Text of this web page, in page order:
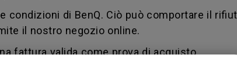
di BenQ. Ciò può comportare il
il nostro negozio online.
fattura valida come prova di acquisto.
da uso improprio, negligenza e